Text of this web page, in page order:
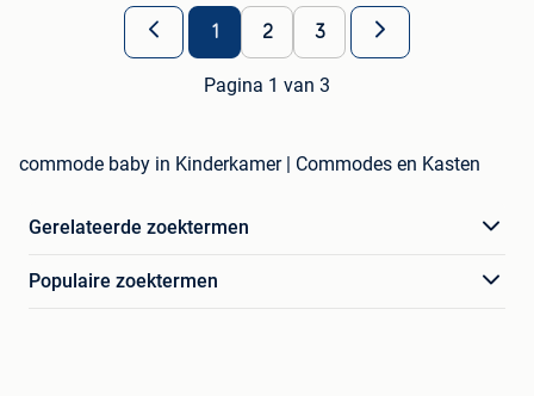
1 2 3
Pagina 1 van 3
commode baby in Kinderkamer | Commodes en Kasten
Gerelateerde zoektermen
Populaire zoektermen